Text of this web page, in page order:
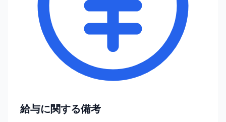
給与に関する備考